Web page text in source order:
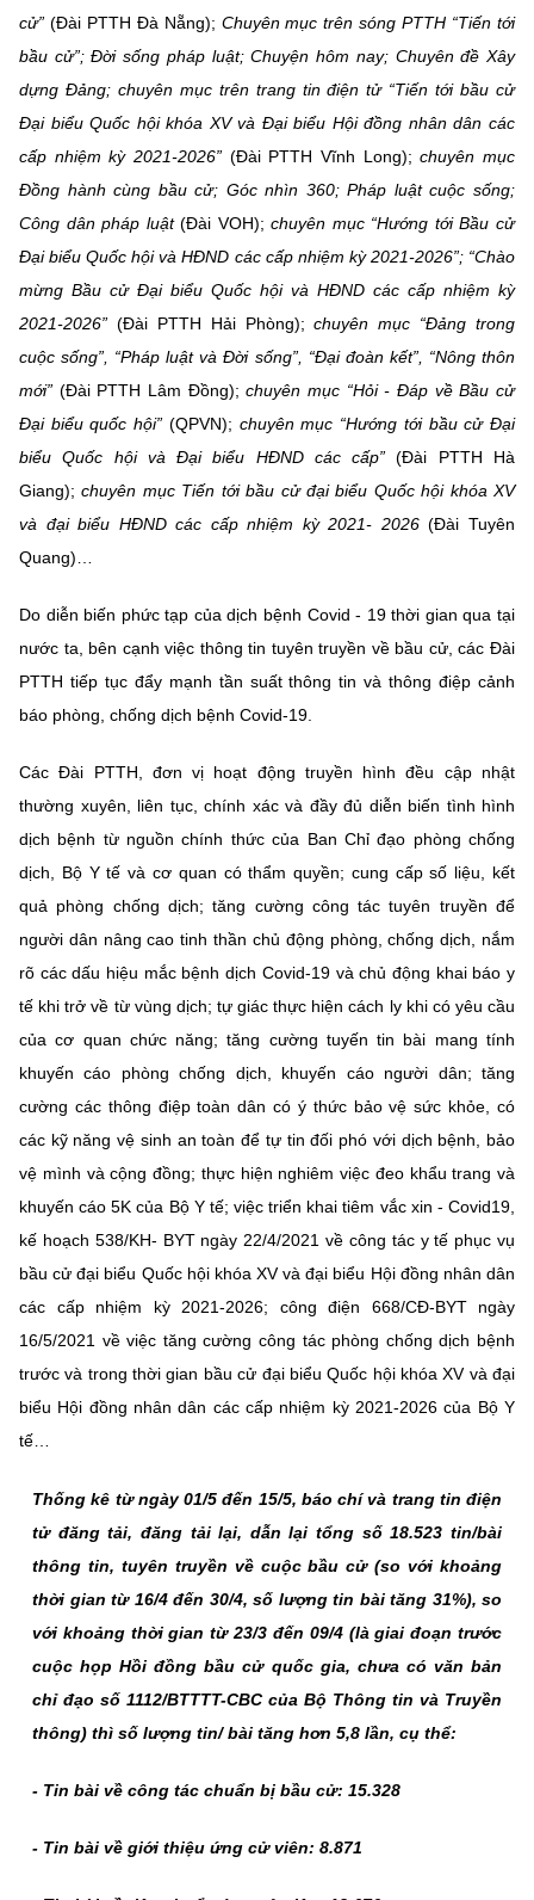
cử” (Đài PTTH Đà Nẵng); Chuyên mục trên sóng PTTH “Tiến tới
bầu cử”; Đời sống pháp luật; Chuyện hôm nay; Chuyên đề Xây
dựng Đảng; chuyên mục trên trang tin điện tử “Tiến tới bầu cử
Đại biểu Quốc hội khóa XV và Đại biểu Hội đồng nhân dân các
cấp nhiệm kỳ 2021-2026” (Đài PTTH Vĩnh Long);chuyên mục
Đồng hành cùng bầu cử; Góc nhìn 360; Pháp luật cuộc sống;
Công dân pháp luật(Đài VOH);chuyên mục “Hướng tới Bầu cử
Đại biểu Quốc hội và HĐND các cấp nhiệm kỳ 2021-2026”; “Chào
mừng Bầu cử Đại biểu Quốc hội và HĐND các cấp nhiệm kỳ
2021-2026” (Đài PTTH Hải Phòng);chuyên mục “Đảng trong
cuộc sống”, “Pháp luật và Đời sống”, “Đại đoàn kết”, “Nông thôn
mới” (Đài PTTH Lâm Đồng);chuyên mục “Hỏi - Đáp về Bầu cử
Đại biểu quốc hội” (QPVN); chuyênmục “Hướng tới bầu cử Đại
biểu Quốc hội và Đại biểu HĐND các cấp” (Đài PTTH Hà
Giang);chuyên mục Tiến tới bầu cử đại biểu Quốc hội khóa XV
và đại biểu HĐND các cấp nhiệm kỳ 2021- 2026(Đài Tuyên
Quang)…
Do diễn biến phức tạp của dịch bệnh Covid - 19 thời gian qua tại
nước ta, bên cạnh việc thông tin tuyên truyền về bầu cử, các Đài
PTTH tiếp tục đẩy mạnh tần suất thông tin và thông điệp cảnh
báo phòng, chống dịch bệnh Covid-19.
Các Đài PTTH, đơn vị hoạt động truyền hình đều cập nhật
thường xuyên, liên tục, chính xác và đầy đủ diễn biến tình hình
dịch bệnh từ nguồn chính thức của Ban Chỉ đạo phòng chống
dịch, Bộ Y tế và cơ quan có thẩm quyền; cung cấp số liệu, kết
quả phòng chống dịch; tăng cường công tác tuyên truyền để
người dân nâng cao tinh thần chủ động phòng, chống dịch, nắm
rõ các dấu hiệu mắc bệnh dịch Covid-19 và chủ động khai báo y
tế khi trở về từ vùng dịch; tự giác thực hiện cách ly khi có yêu cầu
của cơ quan chức năng; tăng cường tuyến tin bài mang tính
khuyến cáo phòng chống dịch, khuyến cáo người dân; tăng
cường các thông điệp toàn dân có ý thức bảo vệ sức khỏe, có
các kỹ năng vệ sinh an toàn để tự tin đối phó với dịch bệnh, bảo
vệ mình và cộng đồng; thực hiện nghiêm việc đeo khẩu trang và
khuyến cáo 5K của Bộ Y tế; việc triển khai tiêm vắc xin - Covid19,
kế hoạch 538/KH- BYT ngày 22/4/2021 về công tác y tế phục vụ
bầu cử đại biểu Quốc hội khóa XV và đại biểu Hội đồng nhân dân
các cấp nhiệm kỳ 2021-2026; công điện 668/CĐ-BYT ngày
16/5/2021 về việc tăng cường công tác phòng chống dịch bệnh
trước và trong thời gian bầu cử đại biểu Quốc hội khóa XV và đại
biểu Hội đồng nhân dân các cấp nhiệm kỳ 2021-2026 của Bộ Y
tế…
Thống kê từ ngày 01/5 đến 15/5, báo chí và trang tin điện
tử đăng tải, đăng tải lại, dẫn lại tổng số 18.523 tin/bài
thông tin, tuyên truyền về cuộc bầu cử (so với khoảng
thời gian từ 16/4 đến 30/4, số lượng tin bài tăng 31%), so
với khoảng thời gian từ 23/3 đến 09/4 (là giai đoạn trước
cuộc họp Hồi đồng bầu cử quốc gia, chưa có văn bản
chỉ đạo số 1112/BTTTT-CBC của Bộ Thông tin và Truyền
thông) thì số lượng tin/ bài tăng hơn 5,8 lần, cụ thể:
- Tin bài về công tác chuẩn bị bầu cử: 15.328
- Tin bài về giới thiệu ứng cử viên: 8.871